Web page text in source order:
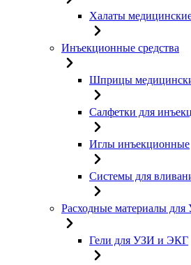
Халаты
Инъекционные средства
Шприцы
Салфетки для
Иглы инъекционные
Системы для
Расходные материалы
Гели для УЗИ и ЭКГ